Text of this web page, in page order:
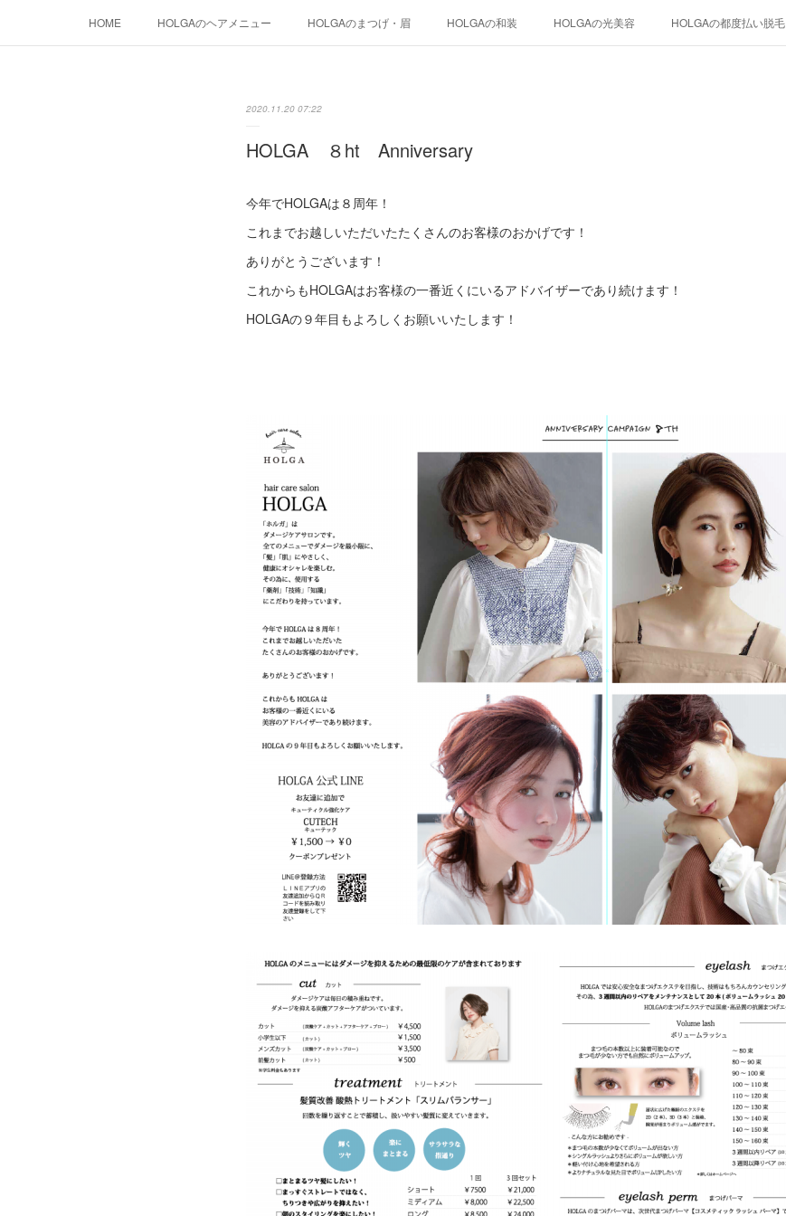
HOME HOLGAのヘアメニュー HOLGAのまつげ・眉 HOLGAの和装 HOLGAの光美容 HOLGAの都度払い脱毛
2020.11.20 07:22
HOLGA ８ht Anniversary
今年でHOLGAは８周年！
これまでお越しいただいたたくさんのお客様のおかげです！
ありがとうございます！
これからもHOLGAはお客様の一番近くにいるアドバイザーであり続けます！
HOLGAの９年目もよろしくお願いいたします！